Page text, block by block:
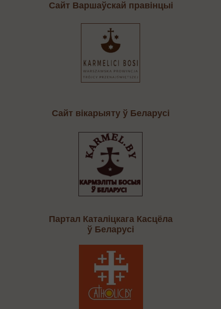
Сайт вікарыяту ў Беларусі
Партал Каталіцкага Касцёла
ў Беларусі
Cайт Варшаўскай правінцыі